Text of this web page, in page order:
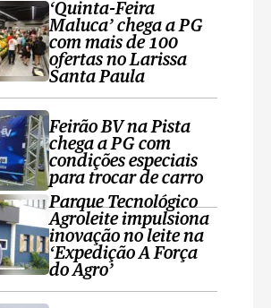
‘Quinta-Feira
Maluca’ chega a PG
com mais de 100
ofertas no Larissa
Santa Paula
Feirão BV na Pista
chega a PG com
condições especiais
para trocar de carro
Parque Tecnológico
Agroleite impulsiona
inovação no leite na
‘Expedição A Força
do Agro’